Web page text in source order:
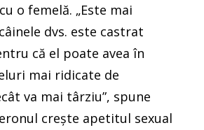
o femelă. „Este mai
dvs. este castrat
că el poate avea în
mai ridicate de
va mai târziu”, spune
crește apetitul sexual